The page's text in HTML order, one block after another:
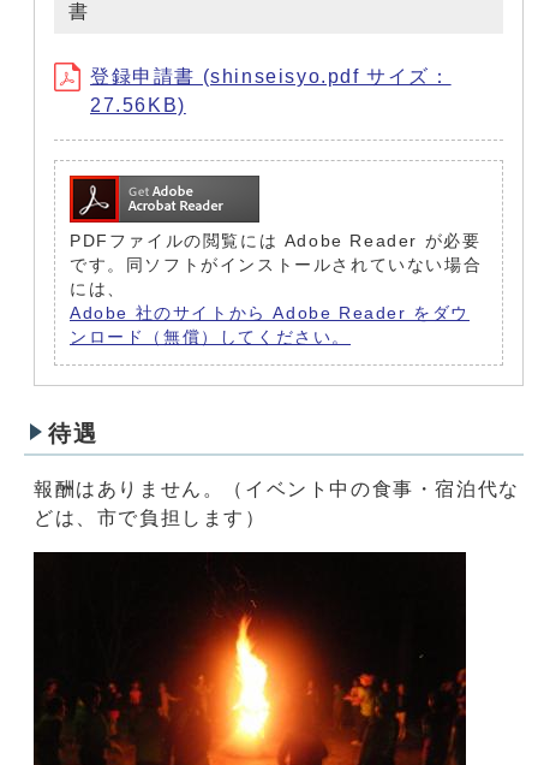
書
登録申請書 (shinseisyo.pdf サイズ：
27.56KB)
PDFファイルの閲覧には Adobe Reader が必要
です。同ソフトがインストールされていない場合
には、
Adobe 社のサイトから Adobe Reader をダウ
ンロード（無償）してください。
待遇
報酬はありません。（イベント中の食事・宿泊代な
どは、市で負担します）